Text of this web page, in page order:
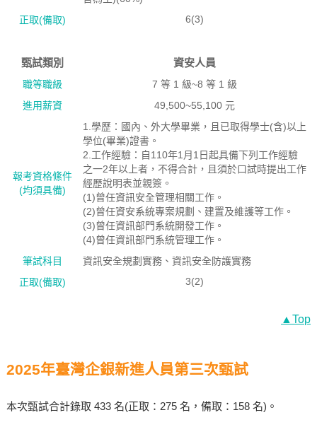
正取(備取)
6(3)
甄試類別 資安人員
職等職級
7 等 1 級~8 等 1 級
進用薪資
49,500~55,100 元
報考資格絛件
(均須具備)
1.學歷：國內、外大學畢業，且已取得學士(含)以上
學位(畢業)證書。
2.工作經驗：自110年1月1日起具備下列工作經驗
之一2年以上者，不得合計，且須於口試時提出工作
經歷說明表並親簽。
(1)曾任資訊安全管理相關工作。
(2)曾任資安系統專案規劃、建置及維護等工作。
(3)曾任資訊部門系統開發工作。
(4)曾任資訊部門系統管理工作。
筆試科目
資訊安全規劃實務、資訊安全防護實務
正取(備取)
3(2)
▲Top
2025年臺灣企銀新進人員第三次甄試
本次甄試合計錄取 433 名(正取：275 名，備取：158 名)。